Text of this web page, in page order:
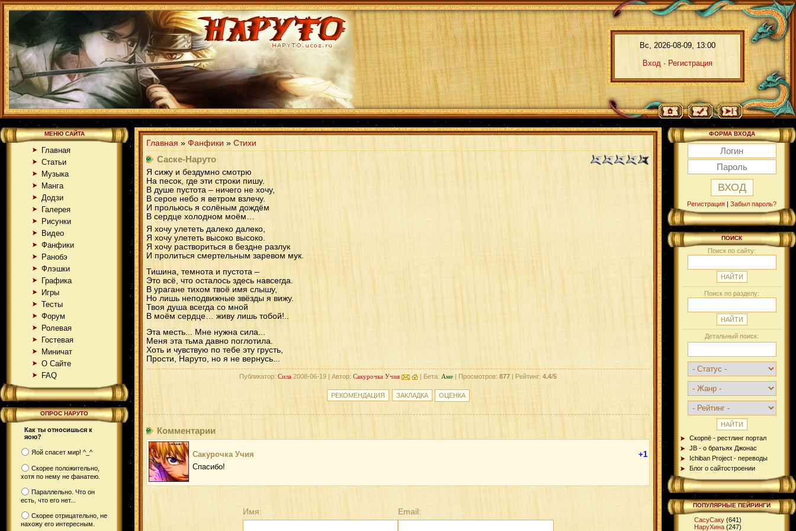
Вс, 2026-08-09, 13:00
Вход · Регистрация
МЕНЮ САЙТА
Главная
Статьи
Музыка
Манга
Додзи
Галерея
Рисунки
Видео
Фанфики
Ранобэ
Флэшки
Графика
Игры
Тесты
Форум
Ролевая
Гостевая
Миничат
О Сайте
FAQ
ОПРОС НАРУТО
Как ты относишься к
яою?
Яой спасет мир! ^_^
Скорее положительно,
хотя по нему не фанатею.
Параллельно. Что он
есть, что его нет...
Скорее отрицательно, не
нахожу его интересным.
Главная » Фанфики » Стихи
Саске-Наруто
Я сижу и бездумно смотрю
На песок, где эти строки пишу.
В душе пустота – ничего не хочу,
В серое небо я ветром взлечу.
И прольюсь я солёным дождём
В сердце холодном моём…
Я хочу улететь далеко далеко,
Я хочу улететь высоко высоко.
Я хочу раствориться в бездне разлук
И пролиться смертельным заревом мук.
Тишина, темнота и пустота –
Это всё, что осталось здесь навсегда.
В урагане тихом твоё имя слышу,
Но лишь неподвижные звёзды я вижу.
Твоя душа всегда со мной
В моём сердце… живу лишь тобой!..
Эта месть... Мне нужна сила...
Меня эта тьма давно поглотила.
Хоть и чувствую по тебе эту грусть,
Прости, Наруто, но я не вернусь...
Публикатор: Сила 2008-06-19 | Автор: Сакурочка Учия | Бета: Аме | Просмотров: 877 | Рейтинг: 4.4/5
Комментарии
+1
Сакурочка Учия
Спасибо!
Имя: Email:
ФОРМА ВХОДА
Регистрация | Забыл пароль?
ПОИСК
Поиск по сайту:
Поиск по разделу:
Детальный поиск:
Скорпё - рестлинг портал
JB - о братьях Джонас
Ichiban Project - переводы
Блог о сайтостроении
ПОПУЛЯРНЫЕ ПЕЙРИНГИ
СасуСаку (641)
НаруХина (247)